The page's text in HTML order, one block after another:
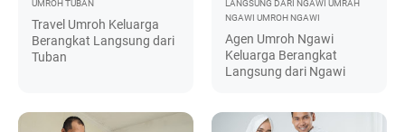
UMROH TUBAN
Travel Umroh Keluarga
Berangkat Langsung dari
Tuban
LANGSUNG DARI NGAWI UMRAH
NGAWI UMROH NGAWI
Agen Umroh Ngawi
Keluarga Berangkat
Langsung dari Ngawi